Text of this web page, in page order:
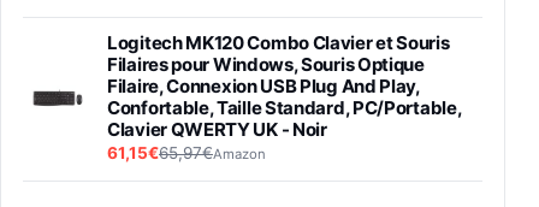
Logitech MK120 Combo Clavier et Souris
Filaires pour Windows, Souris Optique
Filaire, Connexion USB Plug And Play,
Confortable, Taille Standard, PC/Portable,
Clavier QWERTY UK - Noir
61,15€65,97€Amazon